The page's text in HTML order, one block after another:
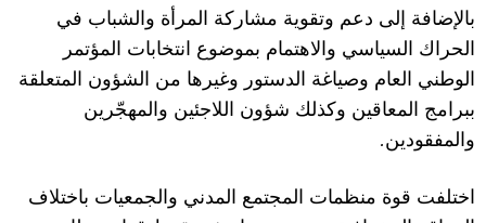
بالإضافة إلى دعم وتقوية مشاركة المرأة والشباب في
الحراك السياسي والاهتمام بموضوع انتخابات المؤتمر
الوطني العام وصياغة الدستور وغيرها من الشؤون المتعلقة
ببرامج المعاقين وكذلك شؤون اللاجئين والمهجّرين
والمفقودين.
اختلفت قوة منظمات المجتمع المدني والجمعيات باختلاف